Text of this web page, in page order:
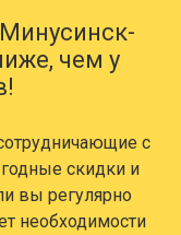
чем у
с
скидки и
вы регулярно
необходимости